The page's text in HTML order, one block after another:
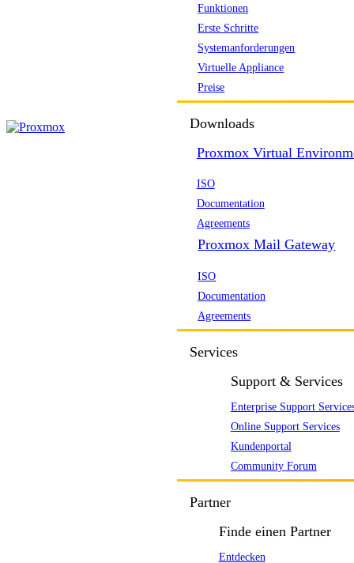
Funktionen
Erste Schritte
Systemanforderungen
Virtuelle Appliance
Preise
Downloads
Proxmox Virtual
ISO
Documentation
Agreements
Proxmox Mail Gateway
ISO
Documentation
Agreements
Services
Support & Services
Enterprise Support
Online Support Services
Kundenportal
Community Forum
Partner
Finde einen Partner
Entdecken